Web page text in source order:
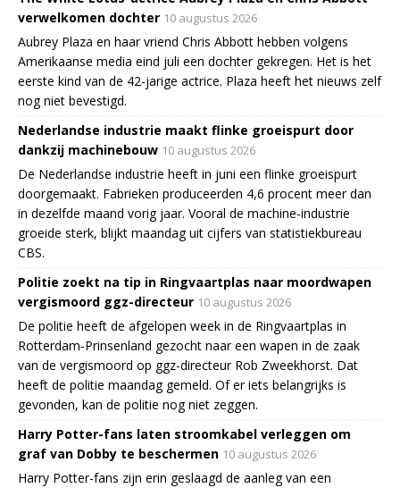
verwelkomen dochter 10 augustus 2026
Aubrey Plaza en haar vriend Chris Abbott hebben volgens
Amerikaanse media eind juli een dochter gekregen. Het is het
eerste kind van de 42-jarige actrice. Plaza heeft het nieuws zelf
nog niet bevestigd.
Nederlandse industrie maakt flinke groeispurt door
dankzij machinebouw 10 augustus 2026
De Nederlandse industrie heeft in juni een flinke groeispurt
doorgemaakt. Fabrieken produceerden 4,6 procent meer dan
in dezelfde maand vorig jaar. Vooral de machine-industrie
groeide sterk, blijkt maandag uit cijfers van statistiekbureau
CBS.
Politie zoekt na tip in Ringvaartplas naar moordwapen
vergismoord ggz-directeur 10 augustus 2026
De politie heeft de afgelopen week in de Ringvaartplas in
Rotterdam-Prinsenland gezocht naar een wapen in de zaak
van de vergismoord op ggz-directeur Rob Zweekhorst. Dat
heeft de politie maandag gemeld. Of er iets belangrijks is
gevonden, kan de politie nog niet zeggen.
Harry Potter-fans laten stroomkabel verleggen om
graf van Dobby te beschermen 10 augustus 2026
Harry Potter-fans zijn erin geslaagd de aanleg van een